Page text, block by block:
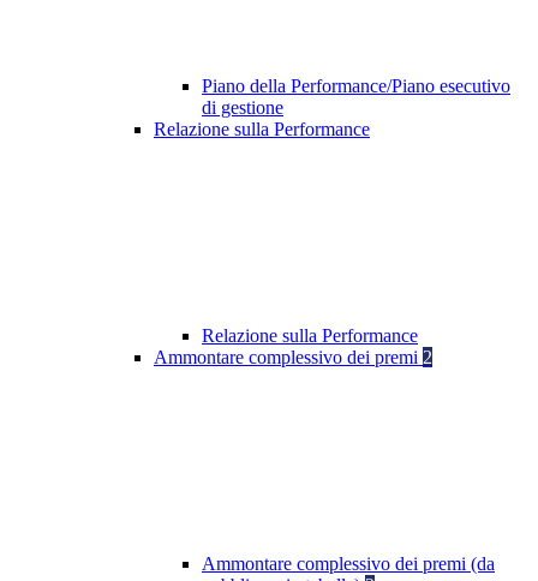
Piano della Performance/Piano esecutivo
di gestione
Relazione sulla Performance
Relazione sulla Performance
Ammontare complessivo dei premi 2
Ammontare complessivo dei premi (da